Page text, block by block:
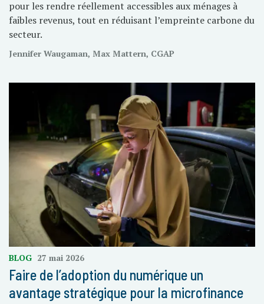
pour les rendre réellement accessibles aux ménages à
faibles revenus, tout en réduisant l’empreinte carbone du
secteur.
Jennifer Waugaman, Max Mattern, CGAP
BLOG 27 mai 2026
Faire de l’adoption du numérique un
avantage stratégique pour la microfinance